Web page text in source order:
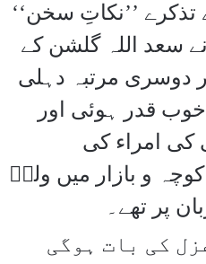
تذکرے ’’نکاتِ سخن‘‘
سعد اللہ گلشن کے
دوسری مرتبہ دہلی
قدر ہوئی اور
امراء کی
و بازار میں ولیؔ
پر تھے۔
کی بات ہوگی